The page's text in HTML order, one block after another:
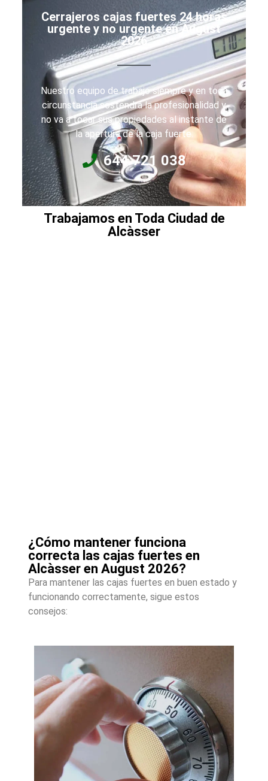
Cerrajeros cajas fuertes 24 horas
urgente y no urgente en August
2026
Nuestro equipo de trabajo siempre y en toda
circunstancia sostendrá la profesionalidad y
no va a tocar sus propiedades al instante de
la apertura de la caja fuerte.
644 721 038
Trabajamos en Toda Ciudad de
Alcàsser
¿Cómo mantener funciona
correcta las cajas fuertes en
Alcàsser en August 2026?
Para mantener las cajas fuertes en buen estado y
funcionando correctamente, sigue estos
consejos: